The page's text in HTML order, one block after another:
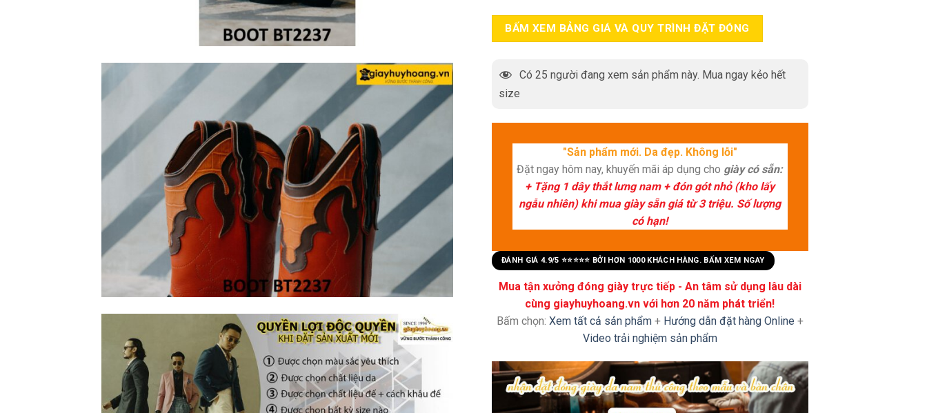
BẤM XEM BẢNG GIÁ VÀ QUY TRÌNH ĐẶT ĐÓNG
Có 25 người đang xem sản phẩm này. Mua ngay kẻo hết
size
"Sản phẩm mới. Da đẹp. Không lỗi"
Đặt ngay hôm nay, khuyến mãi áp dụng cho giày có sẵn:
+ Tặng 1 dây thắt lưng nam + đón gót nhỏ (kho lấy
ngẫu nhiên) khi mua giày sẵn giá từ 3 triệu. Số lượng
có hạn!
ĐÁNH GIÁ 4.9/5 ⭐⭐⭐⭐⭐ BỞI HƠN 1000 KHÁCH HÀNG. BẤM XEM NGAY
Mua tận xưởng đóng giày trực tiếp - An tâm sử dụng lâu dài
cùng giayhuyhoang.vn với hơn 20 năm phát triển!
Bấm chọn: Xem tất cả sản phẩm+ Hướng dẫn đặt hàng Online +
Video trải nghiệm sản phẩm